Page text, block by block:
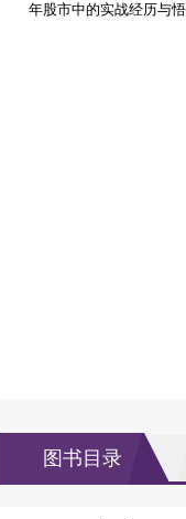
年股市中的实战经历与
图书目录